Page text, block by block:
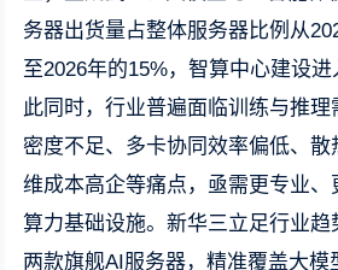
务器出货量占整体服务器比例从
至2026年的15%，智算中心建设
此同时，行业普遍面临训练与推
密度不足、多卡协同效率偏低、
维成本高企等痛点，亟需更专业
算力基础设施。新华三立足行业
两款旗舰AI服务器，精准覆盖大模